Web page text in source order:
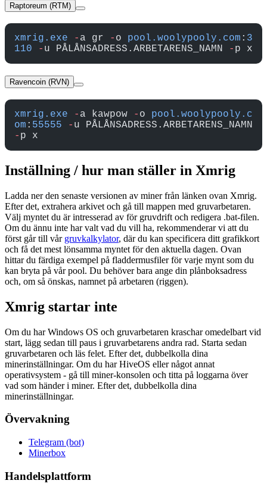
Raptoreum (RTM)
xmrig.exe - a gr - o pool.woolypooly.com : 3
110 - u PÅLÅNSADRESS.ARBETARENS_NAMN - p x
Ravencoin (RVN)
xmrig.exe - a kawpow - o pool.woolypooly.c
om : 55555 -
- p x
Inställning / hur man ställer in Xmrig
Ladda ner den senaste versionen av miner från länken ovan Xmrig.
Efter det, extrahera arkivet och gå till mappen med gruvarbetaren.
Välj myntet du är intresserad av för gruvdrift och redigera .bat-filen.
Om du ännu inte har valt vad du vill ha, rekommenderar vi att du
först går till vår gruvkalkylator, där du kan specificera ditt grafikkort
och få det mest lönsamma myntet för den aktuella dagen. Ovan
hittar du färdiga exempel på fladdermusfiler för varje mynt som du
kan bryta på vår pool. Du behöver bara ange din plånboksadress
och, om så önskas, namnet på arbetaren (riggen).
Xmrig startar inte
Om du har Windows OS och gruvarbetaren kraschar omedelbart vid
start, lägg sedan till paus i gruvarbetarens andra rad. Starta sedan
gruvarbetaren och läs felet. Efter det, dubbelkolla dina
minerinställningar. Om du har HiveOS eller något annat
operativsystem - gå till miner-konsolen och titta på loggarna över
vad som händer i miner. Efter det, dubbelkolla dina
minerinställningar.
Övervakning
Telegram (bot)
Minerbox
Handelsplattform